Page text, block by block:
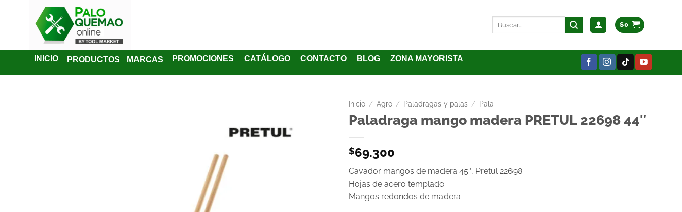
$0
INICIO PRODUCTOS MARCAS PROMOCIONES CATÁLOGO CONTACTO BLOG ZONA MAYORISTA
Añadir
Inicio / Agro / Paladragas y palas / Pala
Paladraga mango madera PRETUL 22698 44″
$69.300
Cavador mangos de madera 45″, Pretul 22698
Hojas de acero templado
Mangos redondos de madera